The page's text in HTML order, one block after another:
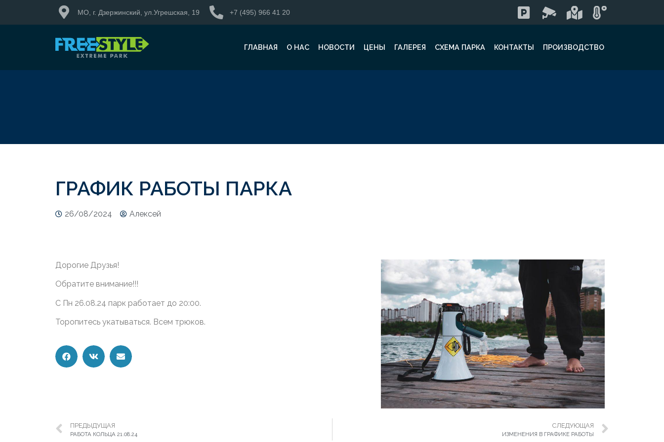
МО, г. Дзержинский, ул.Угрешская, 19 +7 (495) 966 41 20
ГЛАВНАЯ О НАС НОВОСТИ ЦЕНЫ ГАЛЕРЕЯ СХЕМА ПАРКА КОНТАКТЫ ПРОИЗВОДСТВО
ГРАФИК РАБОТЫ ПАРКА
26/08/2024 Алекcей
Дорогие Друзья!
Обратите внимание!!!
С Пн 26.08.24 парк работает до 20:00.
Торопитесь укатываться. Всем трюков.
ПРЕДЫДУЩАЯ
РАБОТА КОЛЬЦА 21.08.24
СЛЕДУЮЩАЯ
ИЗМЕНЕНИЯ В ГРАФИКЕ РАБОТЫ